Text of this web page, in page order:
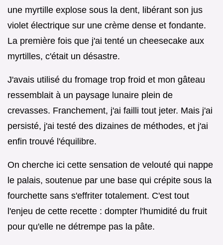
une myrtille explose sous la dent, libérant son jus
violet électrique sur une crème dense et fondante.
La première fois que j'ai tenté un cheesecake aux
myrtilles, c'était un désastre.
J'avais utilisé du fromage trop froid et mon gâteau
ressemblait à un paysage lunaire plein de
crevasses. Franchement, j'ai failli tout jeter. Mais j'ai
persisté, j'ai testé des dizaines de méthodes, et j'ai
enfin trouvé l'équilibre.
On cherche ici cette sensation de velouté qui nappe
le palais, soutenue par une base qui crépite sous la
fourchette sans s'effriter totalement. C'est tout
l'enjeu de cette recette : dompter l'humidité du fruit
pour qu'elle ne détrempe pas la pâte.